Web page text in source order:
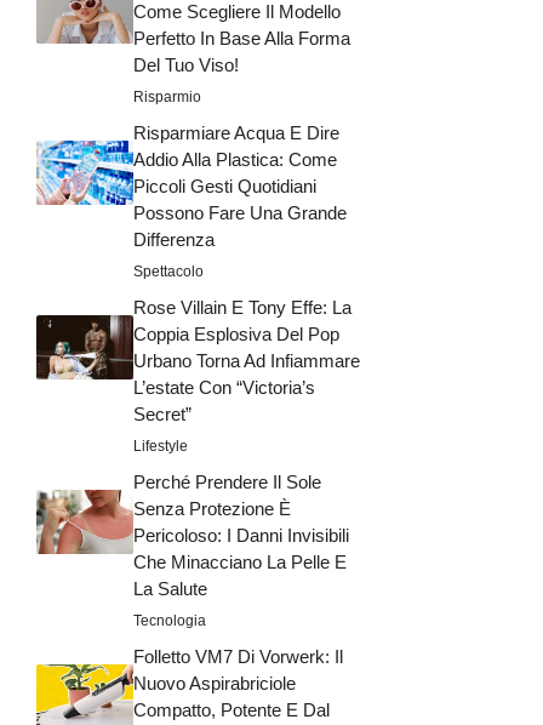
Come Scegliere Il Modello
Perfetto In Base Alla Forma
Del Tuo Viso!
Risparmio
Risparmiare Acqua E Dire
Addio Alla Plastica: Come
Piccoli Gesti Quotidiani
Possono Fare Una Grande
Differenza
Spettacolo
Rose Villain E Tony Effe: La
Coppia Esplosiva Del Pop
Urbano Torna Ad Infiammare
L’estate Con “Victoria’s
Secret”
Lifestyle
Perché Prendere Il Sole
Senza Protezione È
Pericoloso: I Danni Invisibili
Che Minacciano La Pelle E
La Salute
Tecnologia
Folletto VM7 Di Vorwerk: Il
Nuovo Aspirabriciole
Compatto, Potente E Dal